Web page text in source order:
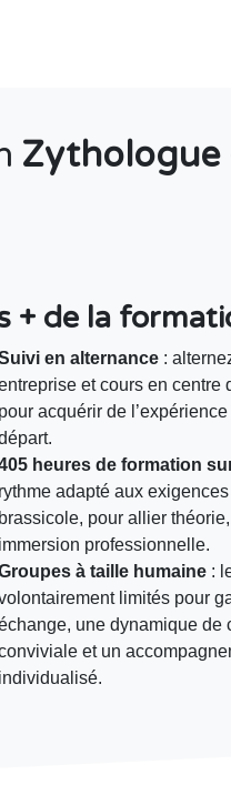
Zythologue
+ de la
en alternance :
et cours en centre
pour acquérir de
heures de formation
rythme adapté aux
brassicole, pour allier
immersion professionnelle.
à taille humaine :
limités pour
une dynamique de
et un
individualisé.